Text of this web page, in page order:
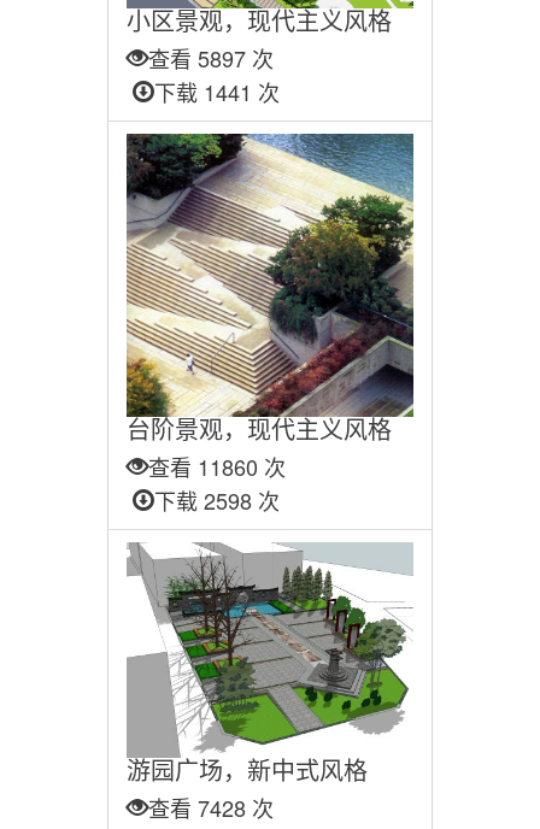
小区景观，现代主义风格
查看 5897 次
下载 1441 次
台阶景观，现代主义风格
查看 11860 次
下载 2598 次
游园广场，新中式风格
查看 7428 次